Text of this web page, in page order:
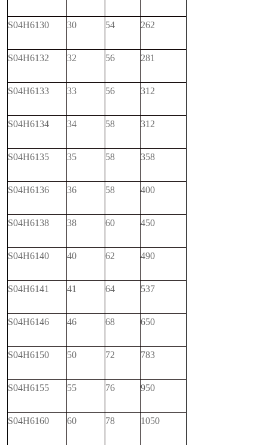
S04H6130 30 54 262
S04H6132 32 56 281
S04H6133 33 56 312
S04H6134 34 58 312
S04H6135 35 58 358
S04H6136 36 58 400
S04H6138 38 60 450
S04H6140 40 62 490
S04H6141 41 64 537
S04H6146 46 68 650
S04H6150 50 72 783
S04H6155 55 76 950
S04H6160 60 78 1050